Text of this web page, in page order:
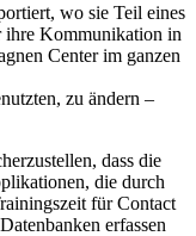
wo sie Teil eines
ihre Kommunikation in
Center im ganzen
zu ändern –
dass die
die durch
für Contact
erfassen